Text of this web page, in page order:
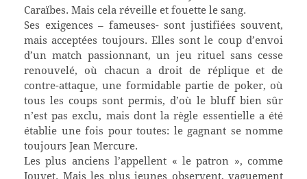
Caraïbes. Mais cela réveille et fouette le sang.
Ses exigences – fameuses- sont justifiées souvent,
mais acceptées toujours. Elles sont le coup d’envoi
d’un match passionnant, un jeu rituel sans cesse
renouvelé, où chacun a droit de réplique et de
contre-attaque, une formidable partie de poker, où
tous les coups sont permis, d’où le bluff bien sûr
n’est pas exclu, mais dont la règle essentielle a été
établie une fois pour toutes: le gagnant se nomme
toujours Jean Mercure.
Les plus anciens l’appellent « le patron », comme
Jouvet. Mais les plus jeunes observent, vaguement